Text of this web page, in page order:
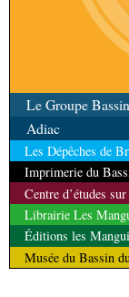
Le Groupe
Adiac
Les Dépêches de
Imprimerie du
Centre d’études
Librairie Les
Éditions les
Musée du Bassin